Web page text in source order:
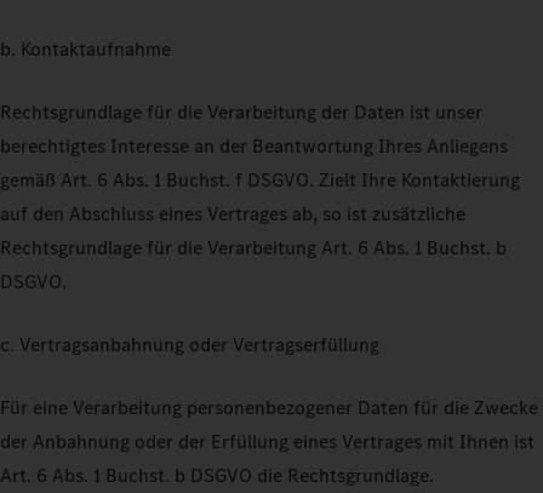
b. Kontaktaufnahme
Rechtsgrundlage für die Verarbeitung der Daten ist unser
berechtigtes Interesse an der Beantwortung Ihres Anliegens
gemäß Art. 6 Abs. 1 Buchst. f DSGVO. Zielt Ihre Kontaktierung
auf den Abschluss eines Vertrages ab, so ist zusätzliche
Rechtsgrundlage für die Verarbeitung Art. 6 Abs. 1 Buchst. b
DSGVO.
c. Vertragsanbahnung oder Vertragserfüllung
Für eine Verarbeitung personenbezogener Daten für die Zwecke
der Anbahnung oder der Erfüllung eines Vertrages mit Ihnen ist
Art. 6 Abs. 1 Buchst. b DSGVO die Rechtsgrundlage.